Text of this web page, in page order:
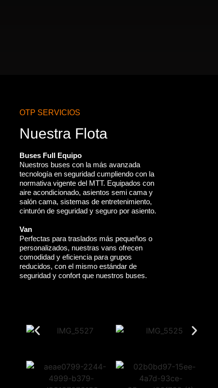
OTP SERVICIOS
Nuestra Flota
Buses Full Equipo
Nuestros buses con la más avanzada
tecnología en seguridad cumpliendo con la
normativa vigente del MTT. Equipados con
aire acondicionado, asientos semi cama y
salón cama, sistemas de entretenimiento,
cinturón de seguridad y seguro por asiento.
Van
Perfectas para traslados más pequeños o
personalizados, nuestras vans ofrecen
comodidad y eficiencia para grupos
reducidos, con el mismo estándar de
seguridad y confort que nuestros buses.